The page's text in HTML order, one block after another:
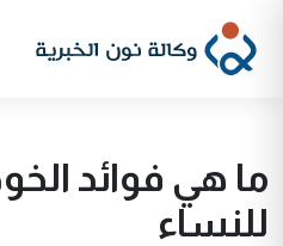
ما هي فوائد
للنساء